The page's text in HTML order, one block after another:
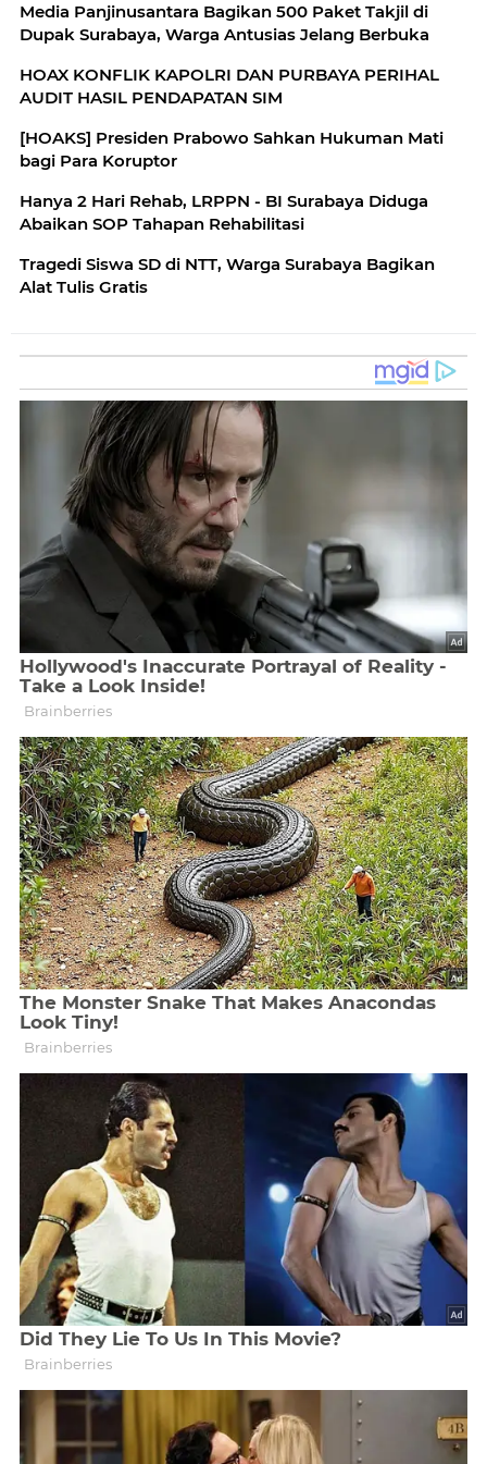
Media Panjinusantara Bagikan 500 Paket Takjil di
Dupak Surabaya, Warga Antusias Jelang Berbuka
HOAX KONFLIK KAPOLRI DAN PURBAYA PERIHAL
AUDIT HASIL PENDAPATAN SIM
[HOAKS] Presiden Prabowo Sahkan Hukuman Mati
bagi Para Koruptor
Hanya 2 Hari Rehab, LRPPN - BI Surabaya Diduga
Abaikan SOP Tahapan Rehabilitasi
Tragedi Siswa SD di NTT, Warga Surabaya Bagikan
Alat Tulis Gratis